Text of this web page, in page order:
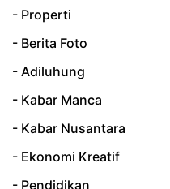
- Properti
- Berita Foto
- Adiluhung
- Kabar Manca
- Kabar Nusantara
- Ekonomi Kreatif
- Pendidikan